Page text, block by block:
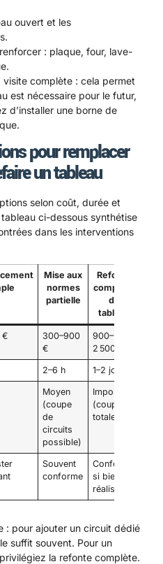
ouvert et les
: plaque, four, lave-
complète : cela permet
est nécessaire pour le futur,
d’installer une borne de
pour remplacer
un tableau
selon coût, durée et
ci-dessous synthétise
dans les interventions
Mise aux
normes
partielle
Refonte
complète
du
tableau
€
300–900
€
900–
2 500 €
2–6 h 1–2 jours
Moyen
(coupe
de
circuits
possible)
Important
(coupure
totale)
Souvent
conforme
Conforme
si bien
réalisé
: pour ajouter un circuit dédié
suffit souvent. Pour un
la refonte complète.